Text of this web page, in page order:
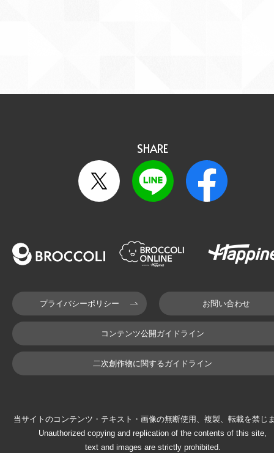
SHARE
プライバシーポリシー お問い合わせ
コンテンツ公開ガイドライン
二次創作物に関するガイドライン
当サイトのコンテンツ・テキスト・画像の無断使用、複製、転載を禁じ
Unauthorized copying and replication of the contents of this site,
text and images are strictly prohibited.